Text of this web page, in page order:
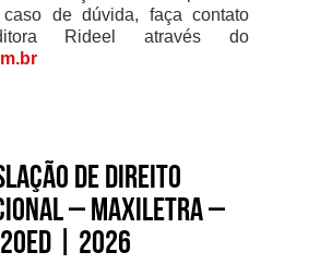
caso de dúvida, faça contato
Rideel através do
de Direito
– Maxiletra –
20ed | 2026